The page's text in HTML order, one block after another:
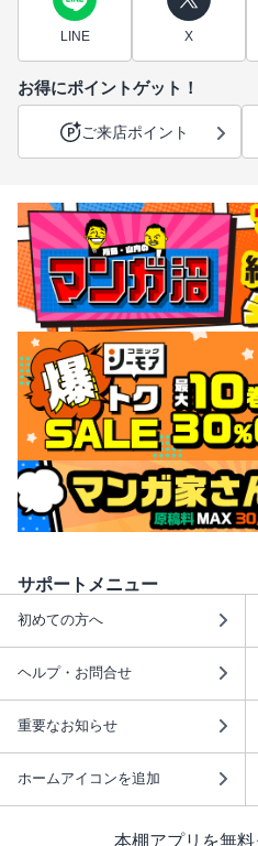
LINE X
お得にポイントゲット！
ご来店ポイント
サポートメニュー
初めての方へ
ヘルプ・お問合せ
重要なお知らせ
ホームアイコンを追加
本棚アプリを無料